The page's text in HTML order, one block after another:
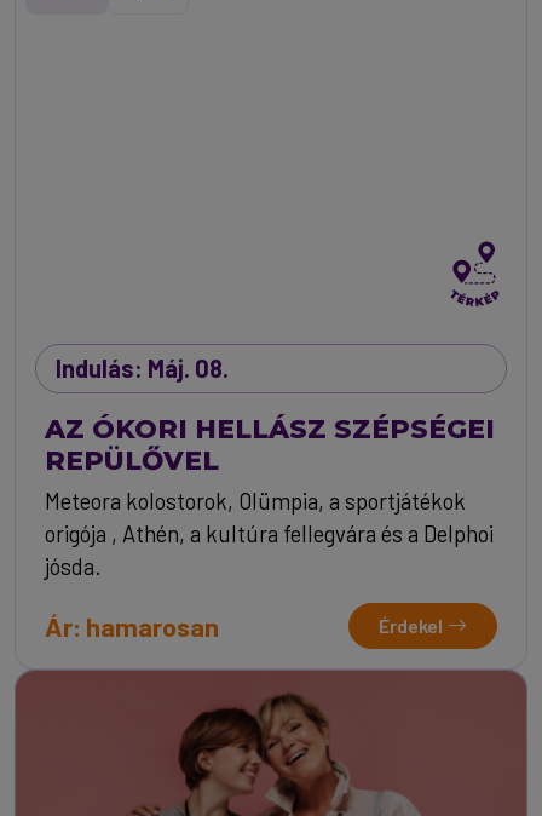
Indulás: Máj. 08.
AZ ÓKORI HELLÁSZ SZÉPSÉGEI
REPÜLŐVEL
Meteora kolostorok, Olümpia, a sportjátékok
origója , Athén, a kultúra fellegvára és a Delphoi
jósda.
Ár: hamarosan Érdekel